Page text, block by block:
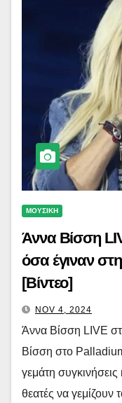
ΜΟΥΣΙΚΗ
Άννα Βίσση
όσα έγιναν
[Βίντεο]
NOV 4, 2024
Άννα Βίσση LIVE
Βίσση στο
γεμάτη
θεατές να γεμίζουν